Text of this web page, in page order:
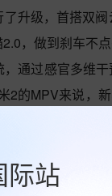
际站
升级，首搭双
，做到刹车不
通过感官多维
2的MPV来说，